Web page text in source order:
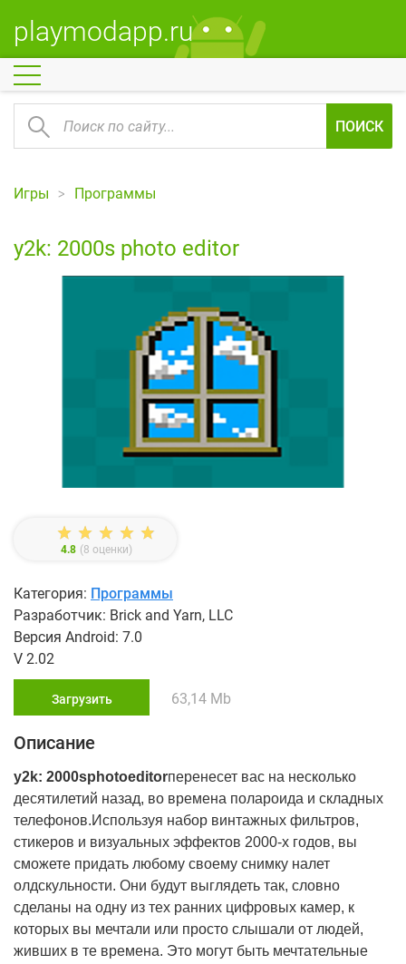
playmodapp.ru
ПОИСК
Игры Программы
y2k: 2000s photo editor
4.8 (8 оценки)
Категория: Программы
Разработчик: Brick and Yarn, LLC
Версия Android: 7.0
V 2.02
Загрузить 63,14 Mb
Описание
y2k: 2000sphotoeditorперенесет вас на несколько
десятилетий назад, во времена полароида и складных
телефонов.Используя набор винтажных фильтров,
стикеров и визуальных эффектов 2000-х годов, вы
сможете придать любому своему снимку налет
олдскульности. Они будут выглядеть так, словно
сделаны на одну из тех ранних цифровых камер, к
которых вы мечтали или просто слышали от людей,
живших в те времена. Это могут быть мечтательные